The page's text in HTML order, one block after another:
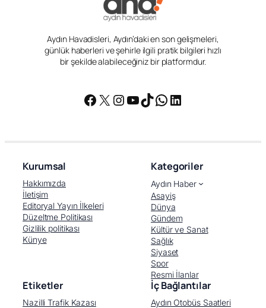
Aydın Havadisleri, Aydın’daki en son gelişmeleri,
günlük haberleri ve şehirle ilgili pratik bilgileri hızlı
bir şekilde alabileceğiniz bir platformdur.
Facebook
X Instagram
YouTube
TikTok
WhatsApp
LinkedIn
Kurumsal
Hakkımızda
İletişim
Editoryal Yayın İlkeleri
Düzeltme Politikası
Gizlilik politikası
Künye
Kategoriler
Aydın Haber
Asayiş
Dünya
Gündem
Kültür ve Sanat
Sağlık
Siyaset
Spor
Resmi İlanlar
Etiketler
Nazilli Trafik Kazası
İç Bağlantılar
Aydın Otobüs Saatleri